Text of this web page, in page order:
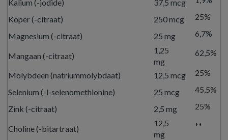
Kalium (-jodide) 37,5 mcg
Koper (-citraat)
250 mcg
25%
Magnesium (-citraat)
25 mg 6,7%
Mangaan (-citraat)
1,25
mg
62,5%
Molybdeen (natriummolybdaat) 12,5 mcg
25%
Selenium (-l-selenomethionine)
25 mcg
45,5%
Zink (-citraat)
2,5 mg 25%
Choline (-bitartraat)
12,5
mg
**